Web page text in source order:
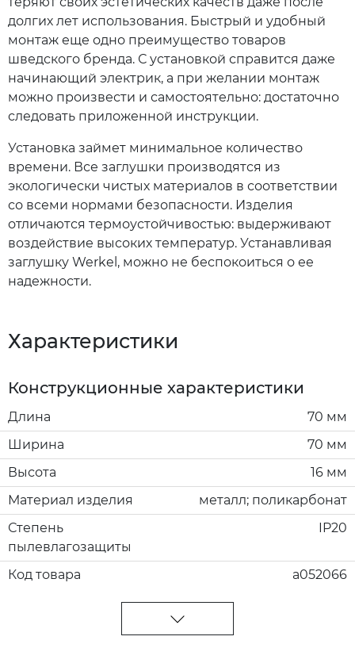
долгих лет использования. Быстрый и удобный
монтаж еще одно преимущество товаров
шведского бренда. С установкой справится даже
начинающий электрик, а при желании монтаж
можно произвести и самостоятельно: достаточно
следовать приложенной инструкции.
Установка займет минимальное количество
времени. Все заглушки производятся из
экологически чистых материалов в соответствии
со всеми нормами безопасности. Изделия
отличаются термоустойчивостью: выдерживают
воздействие высоких температур. Устанавливая
заглушку Werkel, можно не беспокоиться о ее
надежности.
Характеристики
Конструкционные характеристики
Длина
70 мм
Ширина
70 мм
Высота
16 мм
Материал изделия
металл; поликарбонат
Степень
пылевлагозащиты
IP20
Код товара a052066